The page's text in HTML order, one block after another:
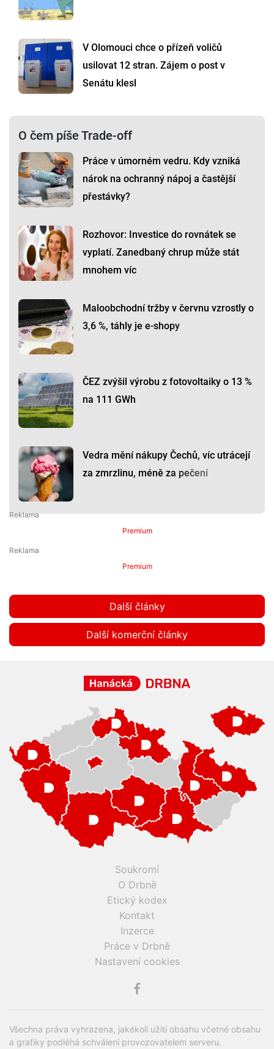
V Olomouci chce o přízeň voličů
usilovat 12 stran. Zájem o post v
Senátu klesl
O čem píše Trade-off
Práce v úmorném vedru. Kdy vzniká
nárok na ochranný nápoj a častější
přestávky?
Rozhovor: Investice do rovnátek se
vyplatí. Zanedbaný chrup může stát
mnohem víc
Maloobchodní tržby v červnu vzrostly o
3,6 %, táhly je e-shopy
ČEZ zvýšil výrobu z fotovoltaiky o 13 %
na 111 GWh
Vedra mění nákupy Čechů, víc utrácejí
za zmrzlinu, méně za pečení
Premium
Premium
Další články
Další komerční články
Soukromí
O Drbně
Etický kodex
Kontakt
Inzerce
Práce v Drbně
Nastavení cookies
Všechna práva vyhrazena, jakékoli užití obsahu včetné obsahu
a grafiky podléhá schválení provozovatelem serveru.